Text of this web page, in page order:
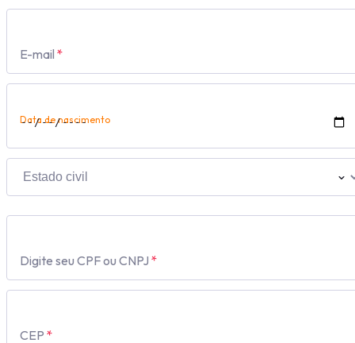
E-mail *
Data de nascimento
Digite seu CPF ou CNPJ *
CEP *